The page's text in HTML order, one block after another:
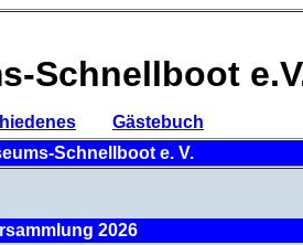
Schnellboot
Gästebuch
Schnellboot e. V.
2026